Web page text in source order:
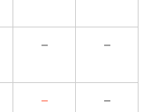
－ －
－
－